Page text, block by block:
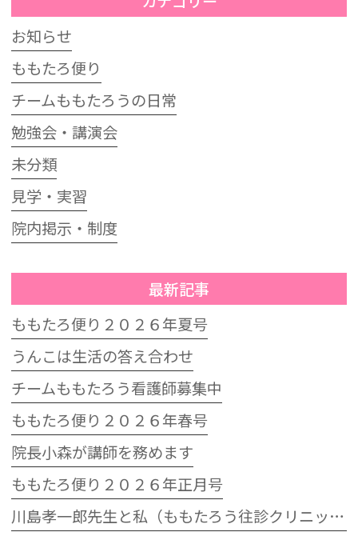
お知らせ
ももたろ便り
チームももたろうの日常
勉強会・講演会
未分類
見学・実習
院内掲示・制度
最新記事
ももたろ便り２０２６年夏号
うんこは生活の答え合わせ
チームももたろう看護師募集中
ももたろ便り２０２６年春号
院長小森が講師を務めます
ももたろ便り２０２６年正月号
川島孝一郎先生と私（ももたろう往診クリニック開院15周年記念特別講演会）